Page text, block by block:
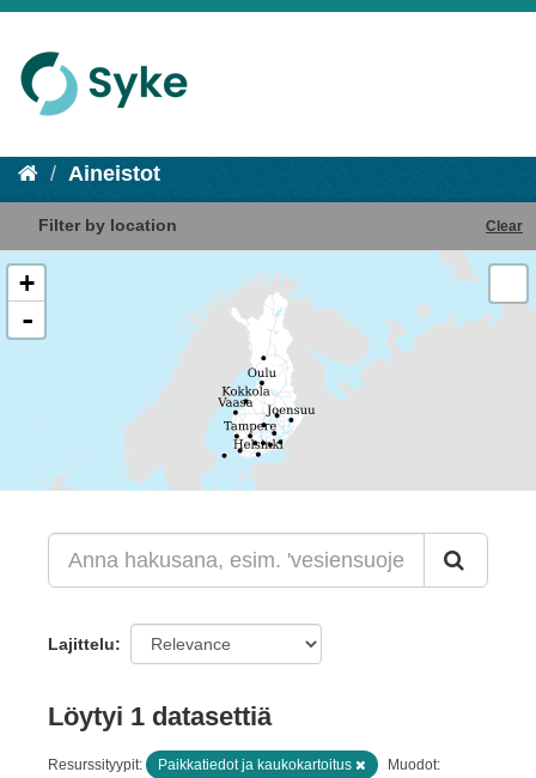
Aineistot
Filter by location Clear
+
-
Lajittelu
Löytyi 1 datasettiä
Resurssityypit: Paikkatiedot ja kaukokartoitus Muodot: